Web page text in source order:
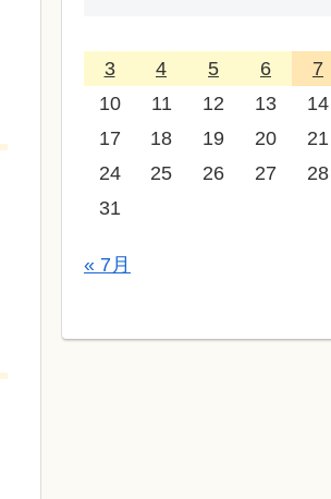
3
4 5 6 7
10
11 12 13 14
17
18 19 20 21
24
25 26 27 28
31
« 7月